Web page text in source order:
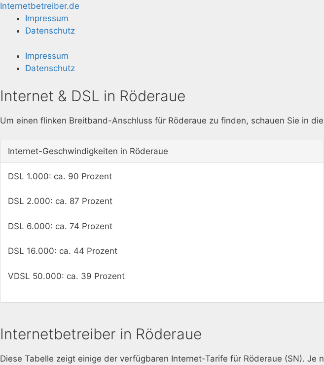
Zum
Inhalt
springen
Internetbetreiber.de
Impressum
Datenschutz
Impressum
Datenschutz
Internet & DSL in Röderaue
Um einen flinken Breitband-Anschluss für Röderaue zu finden, schauen Sie in
Internet-Geschwindigkeiten in Röderaue
DSL 1.000: ca. 90 Prozent
DSL 2.000: ca. 87 Prozent
DSL 6.000: ca. 74 Prozent
DSL 16.000: ca. 44 Prozent
VDSL 50.000: ca. 39 Prozent
Internetbetreiber in Röderaue
Diese Tabelle zeigt einige der verfügbaren Internet-Tarife für Röderaue (SN).